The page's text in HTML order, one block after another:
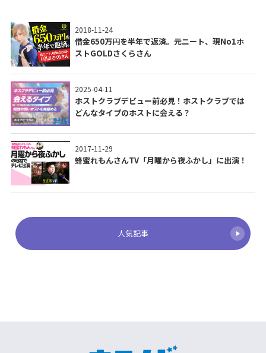
2018-11-24
借金650万円を半年で返済。元ニート、現No1ホ
ストGOLDさくらさん
2025-04-11
ホストクラブデビュー前必見！ホストクラブでは
どんなタイプのホストに会える？
2017-11-29
蜂蜜れもんさんTV「月曜から夜ふかし」に出演！
人気記事